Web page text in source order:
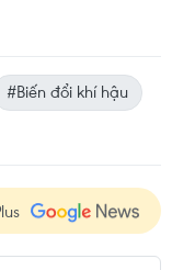
#Biến đổi khí hậu